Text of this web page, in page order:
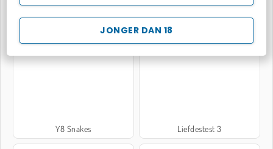
JONGER DAN 18
POPULAIRE GRATIS SPELLETJES
Y8 Snakes Liefdestest 3